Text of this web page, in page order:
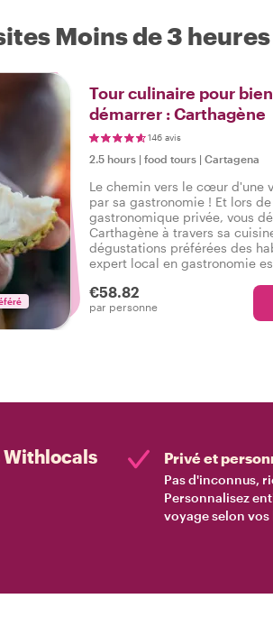
Moins de 3
Tour culinaire pour bien
démarrer : Carthagène
146 avis
2.5 hours | food tours | Cartagena
Le chemin vers le cœur d'une
par sa gastronomie ! Et lors
gastronomique privée, vous
Carthagène à travers sa
dégustations préférées des
expert local en gastronomie
satisfaisant vos envies de
de points forts de la ville.
€58.82
par personne
Withlocals
Privé et
Pas d'inconnus,
Personnalisez
voyage selon vos